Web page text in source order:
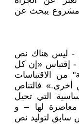
مشروع يبحث عن
- ليس هناك نص
- إقتباس «إن کل
من الاقتباسات
فالتناص
التي تحيل
لها – و
سابق لتوليد نص